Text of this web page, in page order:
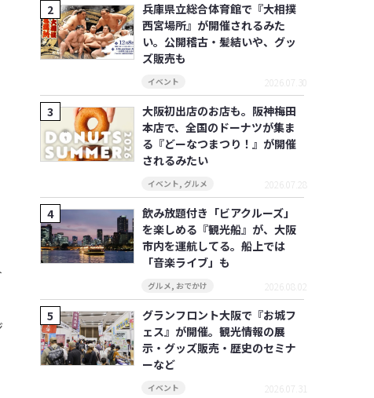
兵庫県立総合体育館で『大相撲
西宮場所』が開催されるみた
い。公開稽古・髪結いや、グッ
ズ販売も
イベント 2026.07.30
大阪初出店のお店も。阪神梅田
本店で、全国のドーナツが集ま
る『どーなつまつり！』が開催
されるみたい
イベント,グルメ 2026.07.28
飲み放題付き「ビアクルーズ」
を楽しめる『観光船』が、大阪
市内を運航してる。船上では
「音楽ライブ」も
グルメ, おでかけ 2026.08.02
グランフロント大阪で『お城フ
ェス』が開催。観光情報の展
示・グッズ販売・歴史のセミナ
ーなど
イベント 2026.07.31